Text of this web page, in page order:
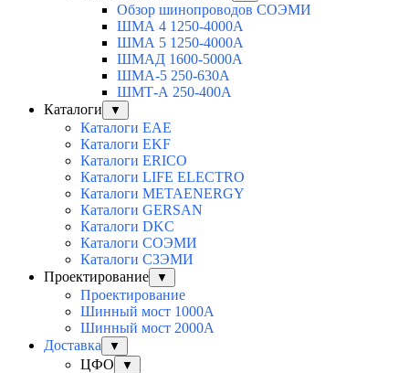
Обзор шинопроводов СОЭМИ
ШМА 4 1250-4000А
ШМА 5 1250-4000А
ШМАД 1600-5000А
ШМА-5 250-630А
ШМТ-А 250-400А
Каталоги
▼
Каталоги EAE
Каталоги EKF
Каталоги ERICO
Каталоги LIFE ELECTRO
Каталоги METAENERGY
Каталоги GERSAN
Каталоги DKC
Каталоги СОЭМИ
Каталоги СЗЭМИ
Проектирование
▼
Проектирование
Шинный мост 1000А
Шинный мост 2000А
Доставка
▼
ЦФО ▼